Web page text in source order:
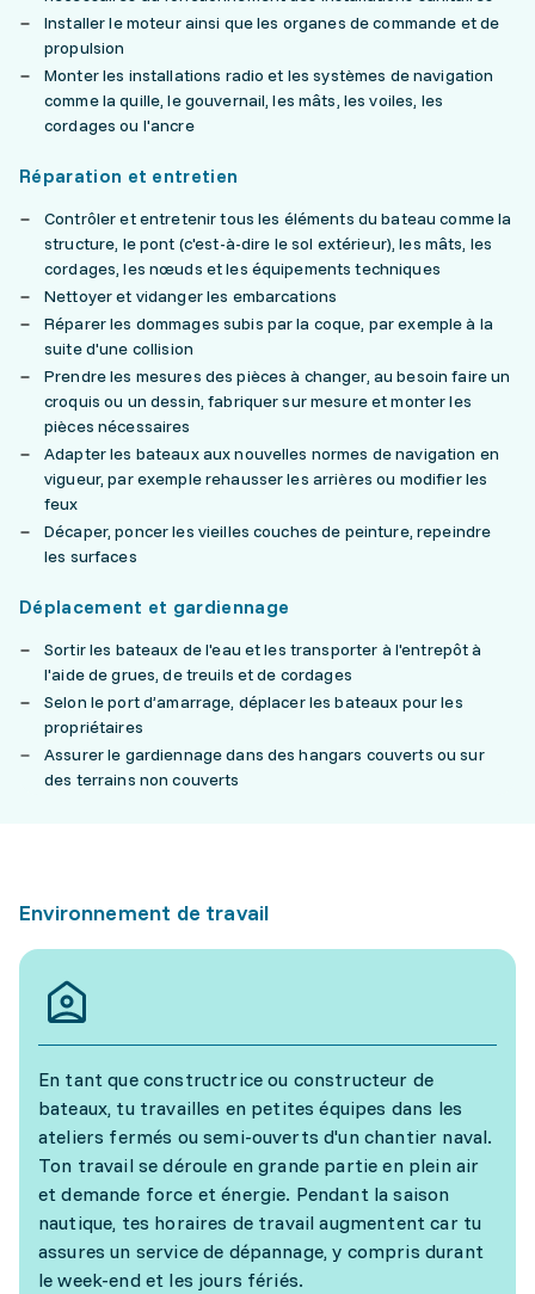
Installer le moteur ainsi que les organes de commande et de
propulsion
Monter les installations radio et les systèmes de navigation
comme la quille, le gouvernail, les mâts, les voiles, les
cordages ou l'ancre
Réparation et entretien
Contrôler et entretenir tous les éléments du bateau comme la
structure, le pont (c'est-à-dire le sol extérieur), les mâts, les
cordages, les nœuds et les équipements techniques
Nettoyer et vidanger les embarcations
Réparer les dommages subis par la coque, par exemple à la
suite d'une collision
Prendre les mesures des pièces à changer, au besoin faire un
croquis ou un dessin, fabriquer sur mesure et monter les
pièces nécessaires
Adapter les bateaux aux nouvelles normes de navigation en
vigueur, par exemple rehausser les arrières ou modifier les
feux
Décaper, poncer les vieilles couches de peinture, repeindre
les surfaces
Déplacement et gardiennage
Sortir les bateaux de l'eau et les transporter à l'entrepôt à
l'aide de grues, de treuils et de cordages
Selon le port d’amarrage, déplacer les bateaux pour les
propriétaires
Assurer le gardiennage dans des hangars couverts ou sur
des terrains non couverts
Environnement de travail
En tant que constructrice ou constructeur de
bateaux, tu travailles en petites équipes dans les
ateliers fermés ou semi-ouverts d'un chantier naval.
Ton travail se déroule en grande partie en plein air
et demande force et énergie. Pendant la saison
nautique, tes horaires de travail augmentent car tu
assures un service de dépannage, y compris durant
le week-end et les jours fériés.